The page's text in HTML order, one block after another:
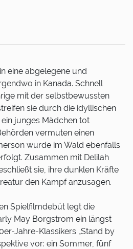
eine abgelegene und
in Kanada. Schnell
mit der selbstbewussten
sie durch die idyllischen
ein junges Mädchen tot
vermuten einen
wurde im Wald ebenfalls
Zusammen mit Delilah
sie, ihre dunklen Kräfte
den Kampf anzusagen.
Spielfilmdebüt legt die
May Borgstrom ein längst
Jahre-Klassikers „Stand by
vor: ein Sommer, fünf